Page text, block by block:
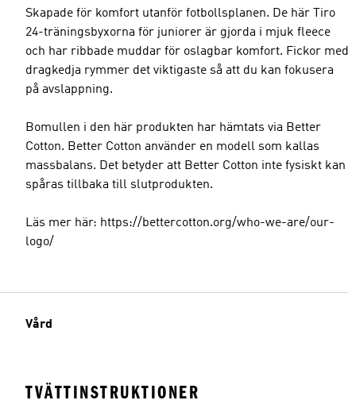
Skapade för komfort utanför fotbollsplanen. De här Tiro
24-träningsbyxorna för juniorer är gjorda i mjuk fleece
och har ribbade muddar för oslagbar komfort. Fickor med
dragkedja rymmer det viktigaste så att du kan fokusera
på avslappning.
Bomullen i den här produkten har hämtats via Better
Cotton. Better Cotton använder en modell som kallas
massbalans. Det betyder att Better Cotton inte fysiskt kan
spåras tillbaka till slutprodukten.
Läs mer här: https://bettercotton.org/who-we-are/our-
logo/
Vård
TVÄTTINSTRUKTIONER